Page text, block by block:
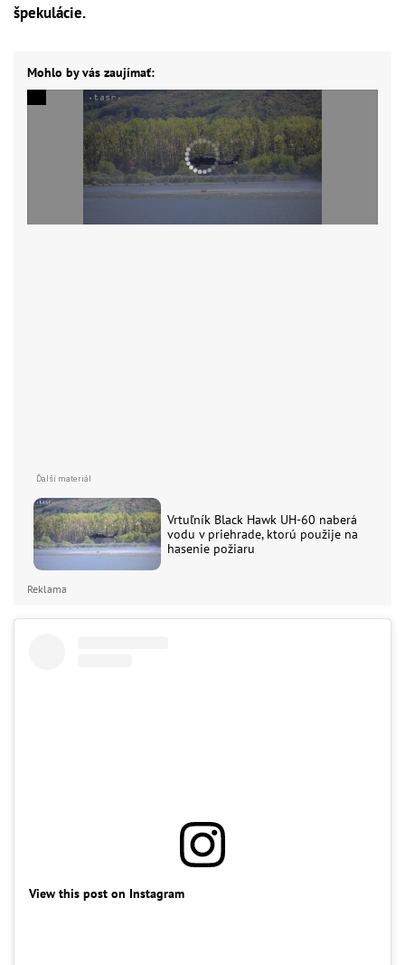
špekulácie.
Mohlo by vás zaujímať:
Vrtuľník Black Hawk UH-60 naberá
vodu v priehrade, ktorú použije na
hasenie požiaru
Reklama
View this post on Instagram